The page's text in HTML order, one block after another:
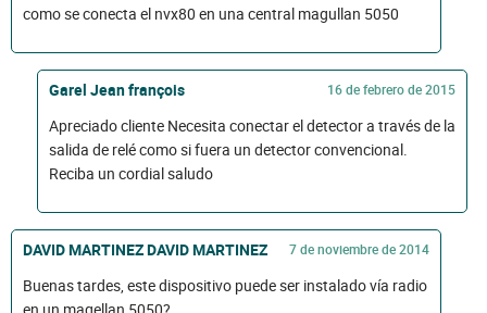
como se conecta el nvx80 en una central magullan 5050
Garel Jean françois 16 de febrero de 2015
Apreciado cliente Necesita conectar el detector a través de la
salida de relé como si fuera un detector convencional.
Reciba un cordial saludo
DAVID MARTINEZ DAVID MARTINEZ 7 de noviembre de 2014
Buenas tardes, este dispositivo puede ser instalado vía radio